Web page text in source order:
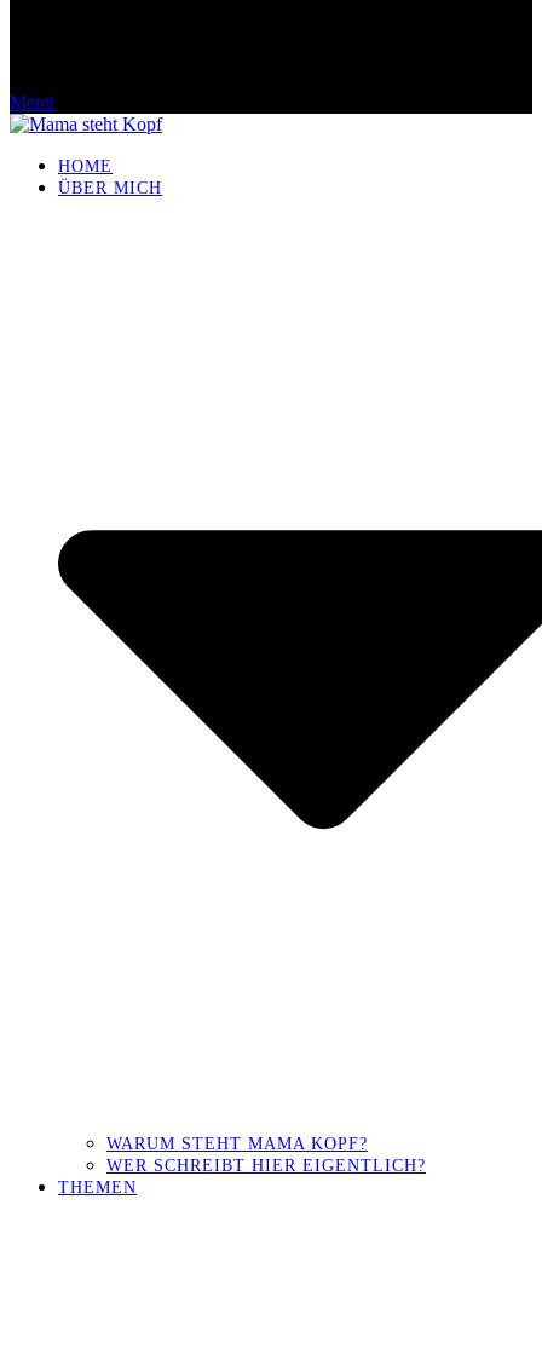
Menü
HOME
ÜBER MICH
WARUM STEHT MAMA KOPF?
WER SCHREIBT HIER EIGENTLICH?
THEMEN